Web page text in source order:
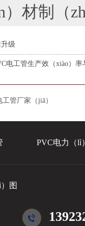
（zhì）造技
级
电工管生产效（xiào）
工管厂家（jiā）
PVC电力（lì
图